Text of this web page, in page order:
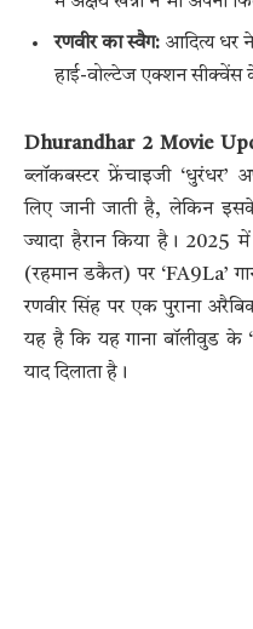
रणवीर का स्वैग: आदित्य धर
हाई-वोल्टेज एक्शन सीक्वेंस
Dhurandhar 2 Movie
ब्लॉकबस्टर फ्रेंचाइजी
लिए जानी जाती है, लेकिन
ज्यादा हैरान किया है। 2025
(रहमान डकैत) पर ‘FA9La’
रणवीर सिंह पर एक पुराना
यह है कि यह गाना बॉलीवुड के
याद दिलाता है।